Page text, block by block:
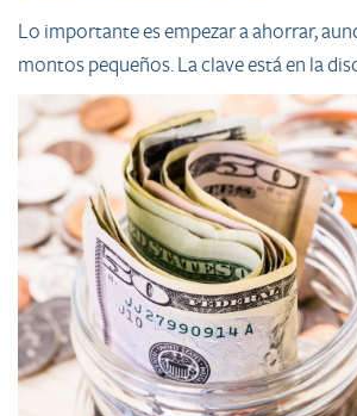
Lo importante es empezar a ahorrar,
montos pequeños. La clave está en la